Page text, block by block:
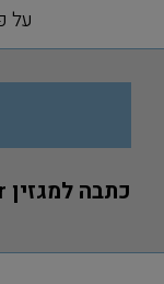
על
כתבה למגזין Challenger